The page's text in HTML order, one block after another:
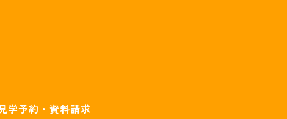
学予約・資料請求